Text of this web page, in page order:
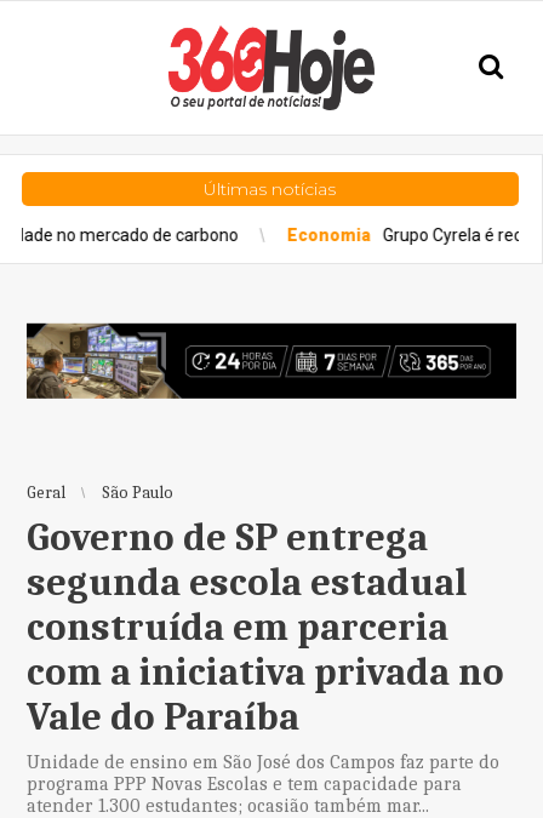
Últimas notícias
de carbono Economia Grupo Cyrela é reconhecido como
Geral São Paulo
Governo de SP entrega
segunda escola estadual
construída em parceria
com a iniciativa privada no
Vale do Paraíba
Unidade de ensino em São José dos Campos faz parte do
programa PPP Novas Escolas e tem capacidade para
atender 1.300 estudantes; ocasião também mar...